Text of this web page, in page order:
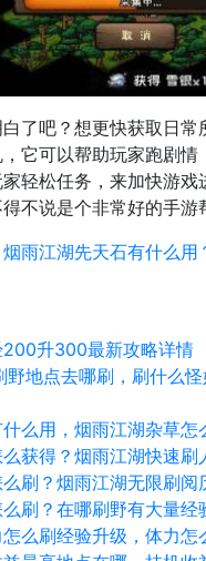
了吧？想更快获取日常
它可以帮助玩家跑剧情
轻松任务，来加快游戏
不说是个非常好的手游
烟雨江湖先天石有什么用
升300最新攻略详情
野地点去哪刷，刷什么
么用，烟雨江湖杂草怎
获得？烟雨江湖快速刷
刷？烟雨江湖无限刷阅
刷？在哪刷野有大量经
么刷经验升级，体力怎